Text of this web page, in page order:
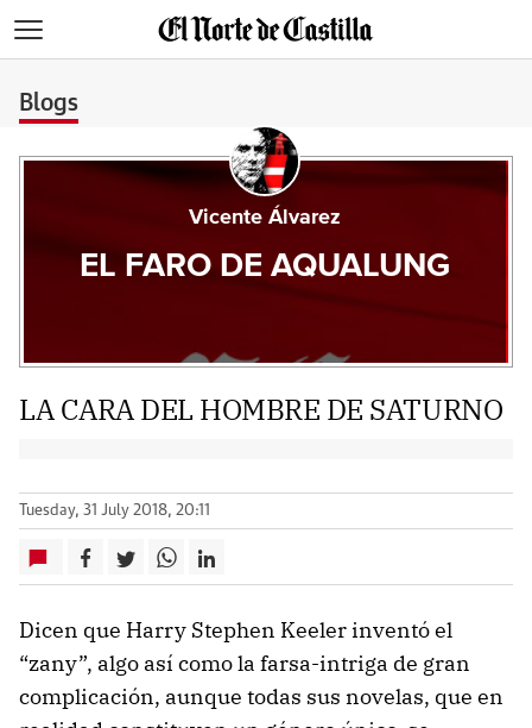
Blogs
Vicente Álvarez
EL FARO DE AQUALUNG
LA CARA DEL HOMBRE DE SATURNO
Tuesday, 31 July 2018, 20:11
Dicen que Harry Stephen Keeler inventó el
“zany”, algo así como la farsa-intriga de gran
complicación, aunque todas sus novelas, que en